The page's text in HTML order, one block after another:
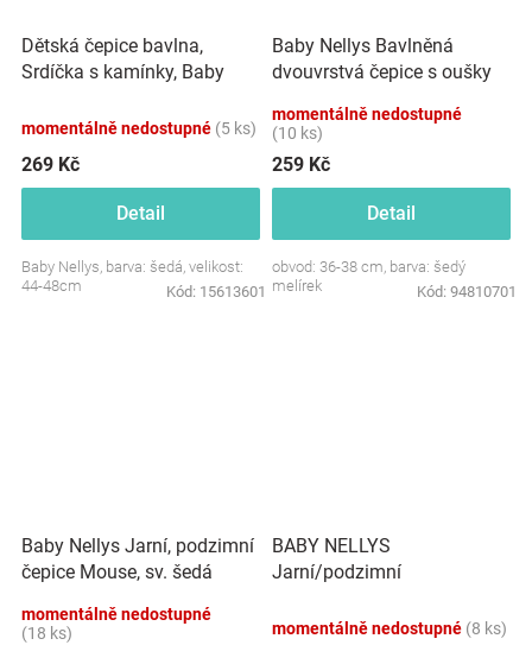
Dětská čepice bavlna,
Srdíčka s kamínky, Baby
momentálně nedostupné (5 ks)
269 Kč
Detail
Baby Nellys, barva: šedá, velikost:
44-48cm
Kód: 15613601
Baby Nellys Bavlněná
dvouvrstvá čepice s oušky
melírek
momentálně nedostupné
(10 ks)
259 Kč
Detail
obvod: 36-38 cm, barva: šedý
melírek
Kód: 94810701
Baby Nellys Jarní, podzimní
čepice Mouse, sv. šedá
momentálně nedostupné
(18 ks)
BABY NELLYS
Jarní/podzimní
-černá/béžová/grafit
momentálně nedostupné (8 ks)